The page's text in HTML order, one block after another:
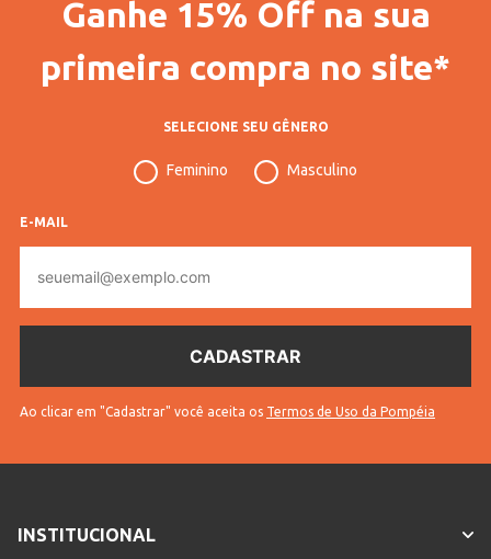
Código Completo 10102905891102
Confecção Convencional
Adulto
Cirrê
Cores
Ganhe 15% Off na sua
primeira compra no site*
SELECIONE SEU GÊNERO
Feminino Masculino
E-MAIL
mail
Ao clicar em "Cadastrar" você aceita os Termos de Uso da Pompéia
INSTITUCIONAL